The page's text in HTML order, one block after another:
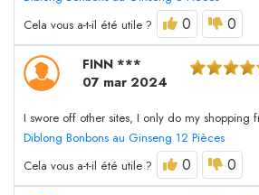
Cela vous a-t-il été utile ?
0 0
FINN ***
07 mar 2024
I swore off other sites, I only do my shopping
Diblong Bonbons au Ginseng 12 Pièces
Cela vous a-t-il été utile ?
0 0